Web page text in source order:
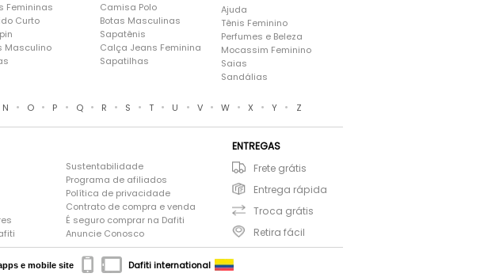
Femininas
Curto
Masculino
Camisa Polo
Botas Masculinas
Sapatênis
Calça Jeans Feminina
Sapatilhas
Ajuda
Tênis Feminino
Perfumes e Beleza
Mocassim Feminino
Saias
Sandálias
N • O • P • Q • R • S • T • U • V • W • X • Y • Z
Sustentabilidade
Programa de afiliados
Política de privacidade
Contrato de compra e venda
É seguro comprar na Dafiti
Anuncie Conosco
ENTREGAS
Frete grátis
Entrega rápida
Troca grátis
Retira fácil
e mobile site Dafiti international